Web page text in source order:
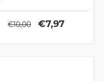
ossa e per il vigore del
corpo
€10,00 €7,97